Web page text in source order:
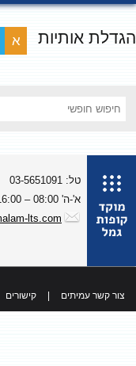
ניווט
בפוסטיםאותיות א
טל: 03-5651091
א'-ה' 08:00 – 16:00
lts.com
צור קשר עמיתים קישורים